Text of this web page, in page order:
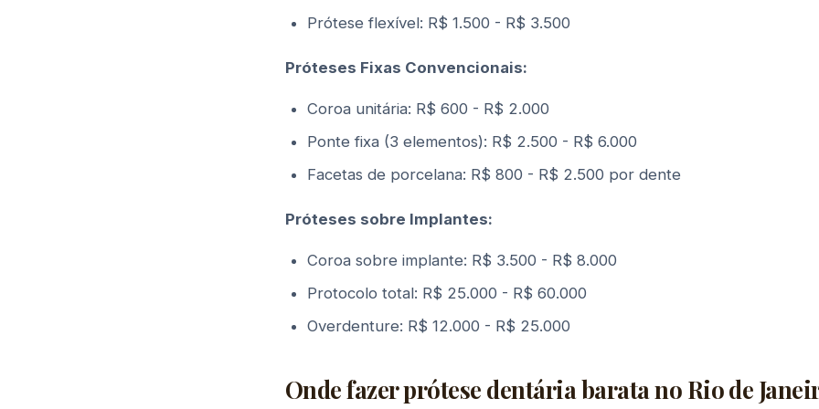
Prótese flexível: R$ 1.500 - R$ 3.500
Próteses Fixas Convencionais:
Coroa unitária: R$ 600 - R$ 2.000
Ponte fixa (3 elementos): R$ 2.500 - R$ 6.000
Facetas de porcelana: R$ 800 - R$ 2.500 por dente
Próteses sobre Implantes:
Coroa sobre implante: R$ 3.500 - R$ 8.000
Protocolo total: R$ 25.000 - R$ 60.000
Overdenture: R$ 12.000 - R$ 25.000
Onde fazer prótese dentária barata no Rio de